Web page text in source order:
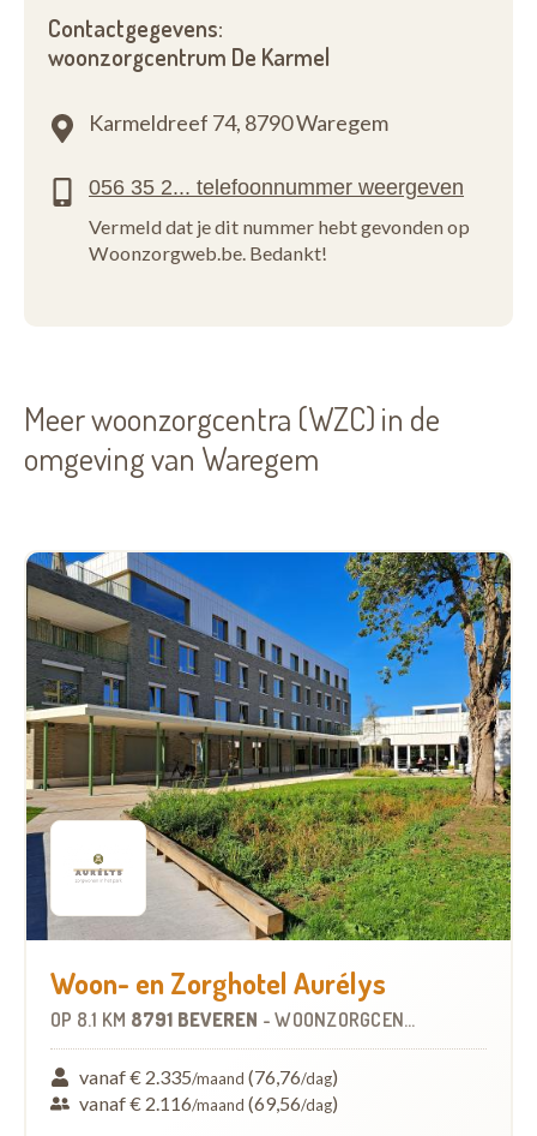
Contactgegevens:
woonzorgcentrum De Karmel
Karmeldreef 74, 8790 Waregem
Vermeld dat je dit nummer hebt gevonden op
Woonzorgweb.be. Bedankt!
Meer woonzorgcentra (WZC) in de
omgeving van Waregem
Woon- en Zorghotel Aurélys
OP 8.1 KM 8791 BEVEREN -WOONZORGCENTRUM (WZC)
vanaf € 2.335/maand (76,76/dag)
vanaf € 2.116/maand (69,56/dag)